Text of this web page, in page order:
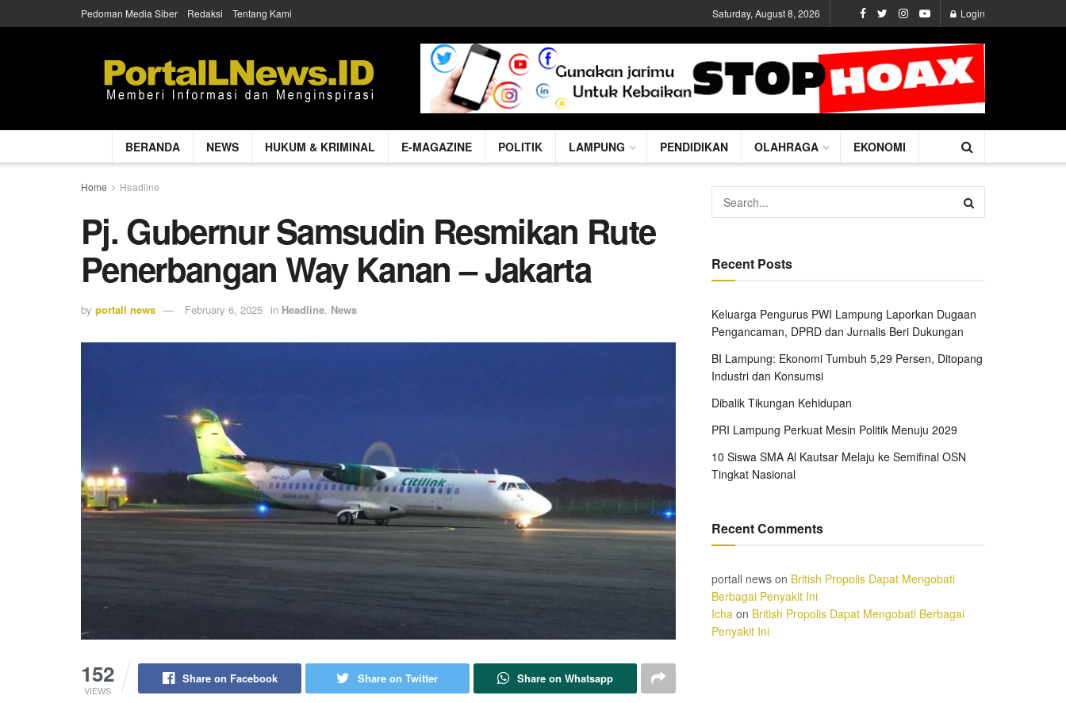
Pedoman Media Siber Redaksi Tentang Kami Saturday, August 8, 2026 Login
BERANDA NEWS HUKUM & KRIMINAL E-MAGAZINE POLITIK LAMPUNG PENDIDIKAN OLAHRAGA EKONOMI
Home Headline
Pj. Gubernur Samsudin Resmikan Rute
Penerbangan Way Kanan – Jakarta
by portall news February 6, 2025 in Headline, News
152
VIEWS
Share on Facebook Share on Twitter Share on Whatsapp
Recent Posts
Keluarga Pengurus PWI Lampung Laporkan Dugaan
Pengancaman, DPRD dan Jurnalis Beri Dukungan
BI Lampung: Ekonomi Tumbuh 5,29 Persen, Ditopang
Industri dan Konsumsi
Dibalik Tikungan Kehidupan
PRI Lampung Perkuat Mesin Politik Menuju 2029
10 Siswa SMA Al Kautsar Melaju ke Semifinal OSN
Tingkat Nasional
Recent Comments
portall news on British Propolis Dapat Mengobati
Berbagai Penyakit Ini
Icha on British Propolis Dapat Mengobati Berbagai
Penyakit Ini